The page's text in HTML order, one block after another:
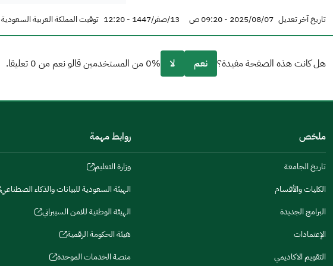
تاريخ آخر تعديل 2025/08/07 - 09:20 ص 13/صفر/1447 - 12:20 توقيت المملكة العربية السعودية
هل كانت هذه الصفحة مفيدة؟ نعم لا 0% من المستخدمين قالو نعم من 0 تعليقا.
مكتوبة بشكل جيد
الإجابات كانت مرتبطة
تصميمه يجعله سهل القراءة
أخرى
كانت مفيدة
ملخص
تاريخ الجامعة
الكليات والأقسام
البرامج الجديدة
الإعتمادات
التقويم الاكاديمي
روابط مهمة
وزارة التعليم
(opens
new
window)
الهيئة السعودية للبيانات والذكاء الصطناعي
(opens
new
window)
الهيئة الوطنية للامن السيبراني
(opens
new
هيئة الحكومة الرقمية
(opens
منصة الخدمات الموحدة